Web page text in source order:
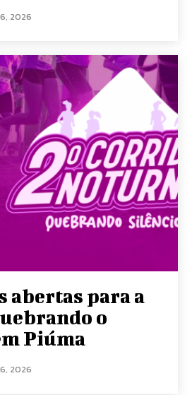
2026
abertas para a
o
Piúma
2026